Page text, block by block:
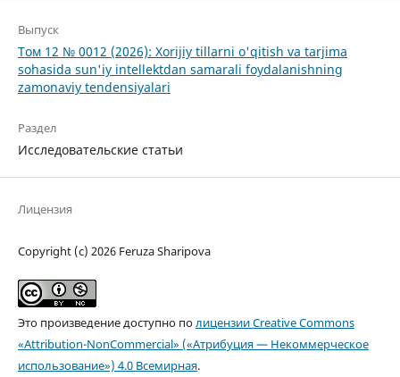
Выпуск
Том 12 № 0012 (2026): Xorijiy tillarni o'qitish va tarjima
sohasida sun'iy intellektdan samarali foydalanishning
zamonaviy tendensiyalari
Раздел
Исследовательские статьи
Лицензия
Copyright (c) 2026 Feruza Sharipova
Это произведение доступно полицензии Creative Commons
«Attribution-NonCommercial» («Атрибуция — Некоммерческое
использование») 4.0 Всемирная.